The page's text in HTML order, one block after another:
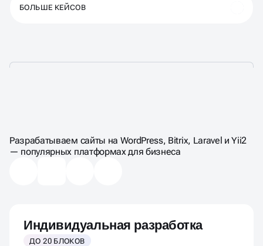
БОЛЬШЕ КЕЙСОВ
САЙТА НА TILDA
Разрабатываем сайты на WordPress, Bitrix, Laravel и Yii2
— популярных платформах для бизнеса
Индивидуальная разработка
ДО 20 БЛОКОВ